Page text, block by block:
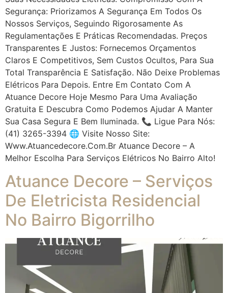
Segurança: Priorizamos A Segurança Em Todos Os
Nossos Serviços, Seguindo Rigorosamente As
Regulamentações E Práticas Recomendadas. Preços
Transparentes E Justos: Fornecemos Orçamentos
Claros E Competitivos, Sem Custos Ocultos, Para Sua
Total Transparência E Satisfação. Não Deixe Problemas
Elétricos Para Depois. Entre Em Contato Com A
Atuance Decore Hoje Mesmo Para Uma Avaliação
Gratuita E Descubra Como Podemos Ajudar A Manter
Sua Casa Segura E Bem Iluminada. 📞 Ligue Para Nós:
(41) 3265-3394 🌐 Visite Nosso Site:
Www.atuancedecore.com.br Atuance Decore – A
Melhor Escolha Para Serviços Elétricos No Bairro Alto!
Atuance Decore – Serviços
De Eletricista Residencial
No Bairro Bigorrilho